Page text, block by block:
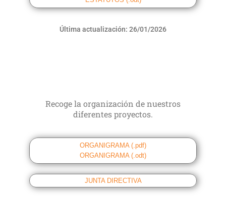
Última actualización: 26/01/2026
Recoge la organización de nuestros
diferentes proyectos.
ORGANIGRAMA (.pdf)
ORGANIGRAMA (.odt)
JUNTA DIRECTIVA